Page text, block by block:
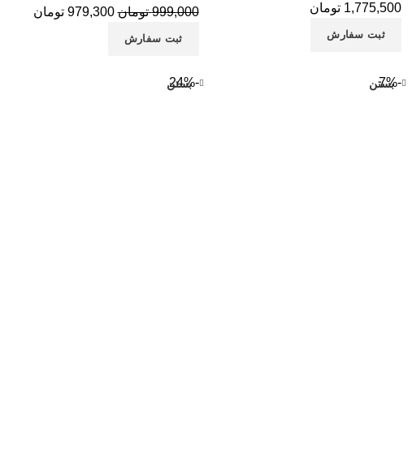
1,775,500 تومان
ثبت سفارش
999,000 تومان 979,300 تومان
ثبت سفارش
-7% بستن -24% بستن